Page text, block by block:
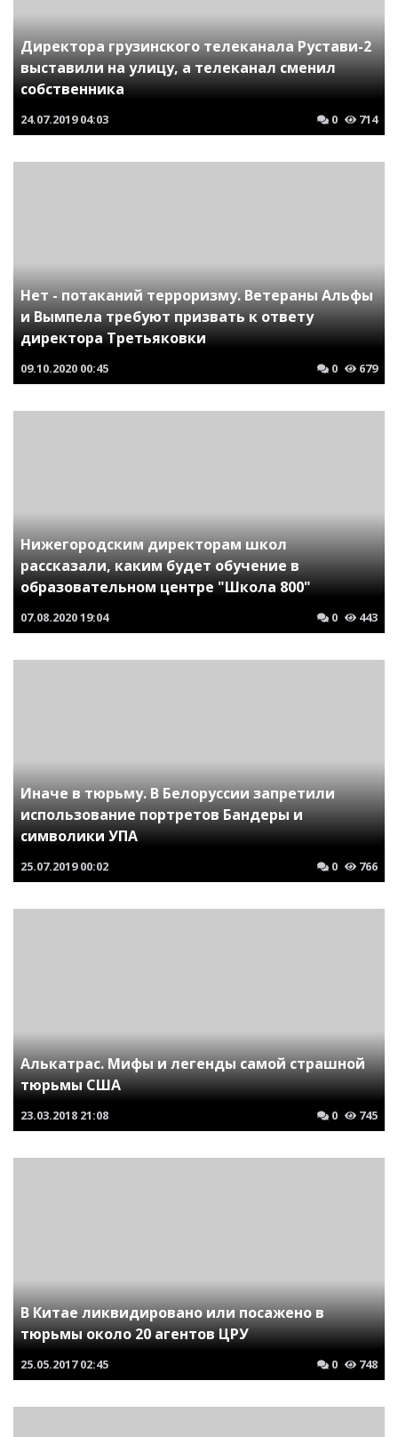
Директора грузинского телеканала Рустави-2
выставили на улицу, а телеканал сменил
собственника
24.07.2019 04:03 0 714
Нет - потаканий терроризму. Ветераны Альфы
и Вымпела требуют призвать к ответу
директора Третьяковки
09.10.2020 00:45 0 679
Нижегородским директорам школ
рассказали, каким будет обучение в
образовательном центре "Школа 800"
07.08.202019:04 0 443
Иначе в тюрьму. В Белоруссии запретили
использование портретов Бандеры и
символики УПА
25.07.2019 00:02 0 766
Алькатрас. Мифы и легенды самой страшной
тюрьмы США
23.03.2018 21:08 0 745
В Китае ликвидировано или посажено в
тюрьмы около 20 агентов ЦРУ
25.05.2017 02:45 0 748